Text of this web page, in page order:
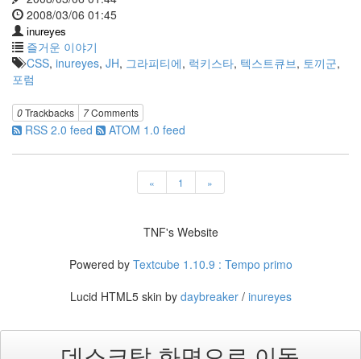
2008/03/06 01:45
inureyes
즐거운 이야기
CSS, inureyes, JH, 그라피티에, 럭키스타, 텍스트큐브, 토끼군,
포럼
0Trackbacks 7Comments
RSS 2.0 feed ATOM 1.0 feed
« 1 »
소
스
뮤
니
오
인
모
TNF's Website
Powered by Textcube 1.10.9 : Tempo primo
Lucid HTML5 skin by daybreaker/ inureyes